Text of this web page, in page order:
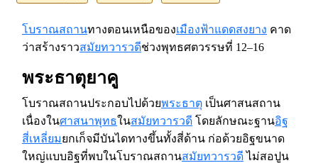
โบราณสถานทางตอนเหนือของเมืองฟ้าแดดสงยาง คาด
ว่าสร้างราวสมัยทวารวดีช่วงพุทธศตวรรษที่ 12–16
พระธาตุยาคู
โบราณสถานประกอบไปด้วยพระธาตุ เป็นศาสนสถาน
เนื่องในศาสนาพุทธในสมัยทวารวดี โดยลักษณะฐานอิฐ
สี่เหลี่ยมยกเก็จมีบันไดทางขึ้นทั้งสี่ด้าน ก่อด้วยอิฐขนาด
ใหญ่แบบอิฐที่พบในโบราณสถานสมัยทวารวดีไม่สอปูน